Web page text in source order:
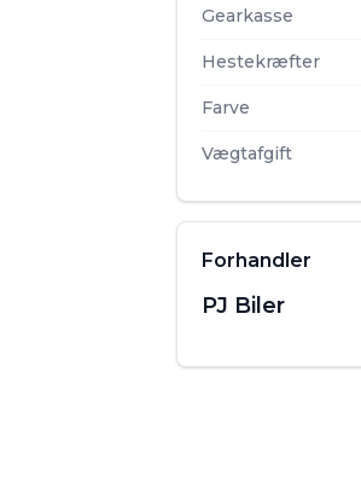
Gearkasse
Hestekræfter
Farve
Vægtafgift
Forhandler
PJ Biler